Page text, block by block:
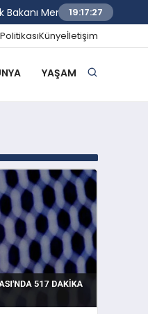
Memişoğlu İzmir Biyotıp ve
19:17:28
Künyeİletişim
YAŞAM